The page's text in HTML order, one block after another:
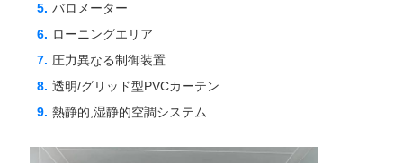
バロメーター
ローニングエリア
圧力異なる制御装置
透明/グリッド型PVCカーテン
熱静的,湿静的空調システム